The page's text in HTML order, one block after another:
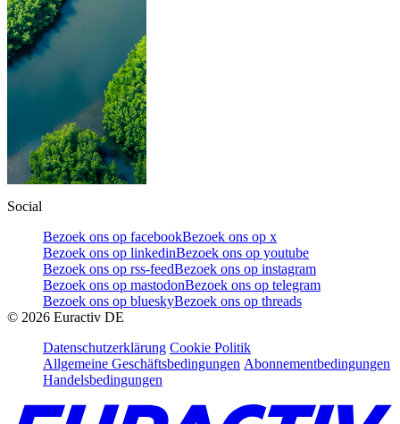
Social
Bezoek ons op facebookBezoek ons op x
Bezoek ons op linkedinBezoek ons op youtube
Bezoek ons op rss-feedBezoek ons op instagram
Bezoek ons op mastodonBezoek ons op telegram
Bezoek ons op blueskyBezoek ons op threads
© 2026 Euractiv DE
Datenschutzerklärung Cookie Politik
Allgemeine Geschäftsbedingungen Abonnementbedingungen
Handelsbedingungen